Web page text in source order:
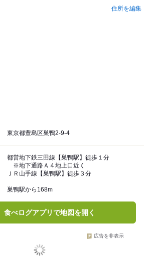
住所を編集
東京都豊島区巣鴨2-9-4
都営地下鉄三田線【巣鴨駅】徒歩１分
※地下通路Ａ４地上口近く
ＪＲ山手線【巣鴨駅】徒歩３分
巣鴨駅から168m
食べログアプリで地図を開く
広告を非表示